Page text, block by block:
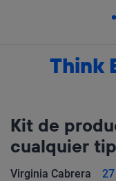
Think
Kit de
cualquier
Virginia Cabrera